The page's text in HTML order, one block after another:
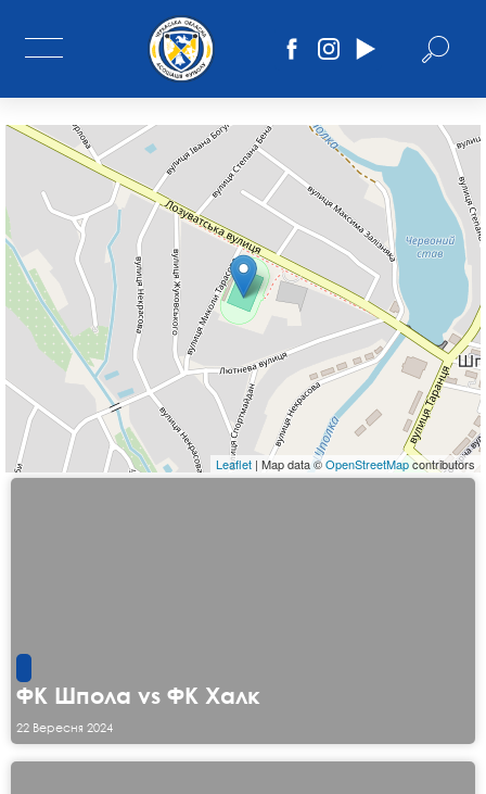
Leaflet | Map data ©OpenStreetMapcontributors
ФК Шпола vs ФК Халк
22 Вересня 2024